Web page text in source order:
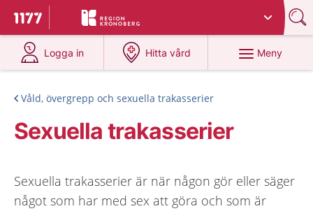
Till startsidan för 1177
Du har valt region
Logga in
på 1177.se
Hitta vård
på 1177.se
Meny
Våld, övergrepp och sexuella trakasserier
Sexuella trakasserier
Sexuella trakasserier är när någon gör eller säger
något som har med sex att göra och som är